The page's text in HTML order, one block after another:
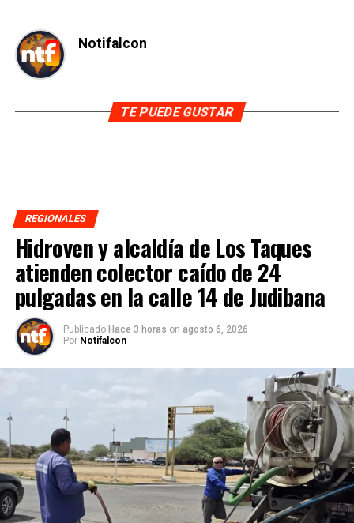
Notifalcon
TE PUEDE GUSTAR
REGIONALES
Hidroven y alcaldía de Los Taques
atienden colector caído de 24
pulgadas en la calle 14 de Judibana
Publicado Hace 3 horas on agosto 6, 2026
Por Notifalcon